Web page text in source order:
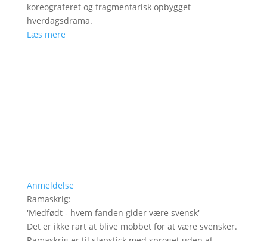
koreograferet og fragmentarisk opbygget
hverdagsdrama.
Læs mere
Anmeldelse
Ramaskrig:
'Medfødt - hvem fanden gider være svensk'
Det er ikke rart at blive mobbet for at være svensker.